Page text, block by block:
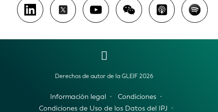
Derechos de autor de la GLEIF 2026
Información legal
Condiciones
Condiciones de Uso de los Datos del IPJ